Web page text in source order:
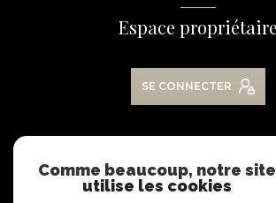
Espace propriétaire
SE CONNECTER
Nous suivre
Comme beaucoup, notre site
utilise les cookies